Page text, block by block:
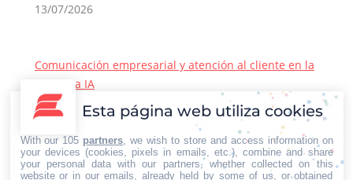
13/07/2026
Comunicación empresarial y atención al cliente en la
era de la IA
22/06/2026
Contacto Iberian Press
Principales vías de contacto:
E-mail:
Esta página web utiliza cookies
With our 105 partners , we wish to store and access information on
your devices (cookies, pixels in emails, etc.), combine and share
your personal data with our partners, whether collected on this
website or in our emails, already held by some of us, or obtained